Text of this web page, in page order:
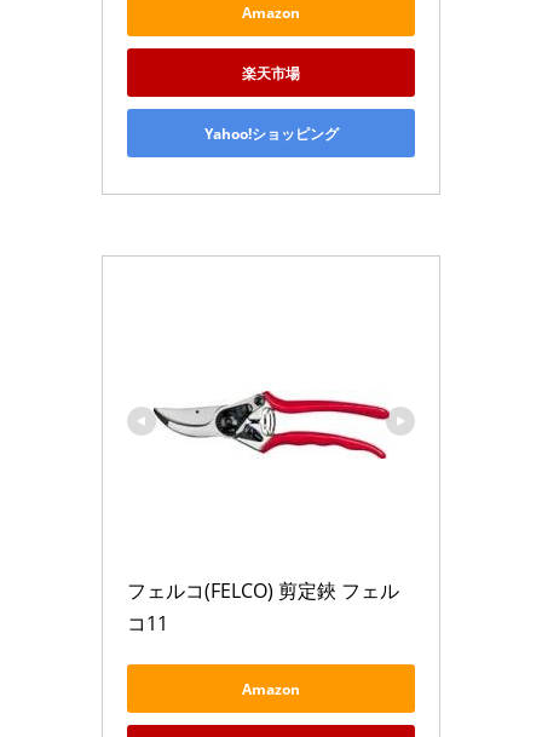
Amazon
楽天市場
Yahoo!ショッピング
フェルコ(FELCO) 剪定鋏 フェル
コ11
Amazon